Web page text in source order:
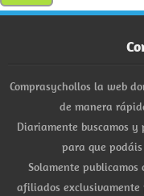
Comprasychollos la web
de manera
Diariamente buscamos y
para que
Solamente publicamos
afiliados exclusivamente